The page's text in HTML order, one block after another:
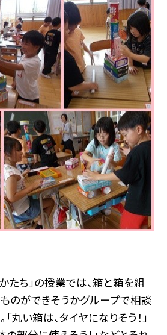
たち」の授業では、箱と箱を組
のができそうかグループで相談
丸い箱は、タイヤになりそう！」